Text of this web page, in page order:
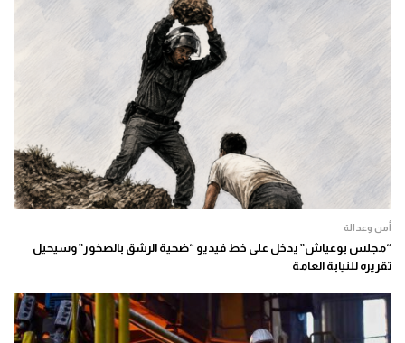
أمن وعدالة
“مجلس بوعياش” يدخل على خط فيديو “ضحية الرشق بالصخور” وسيحيل
تقريره للنيابة العامة